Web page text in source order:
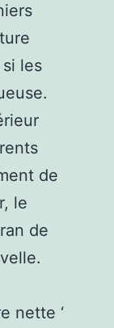
les
de
le
de
nette ‘